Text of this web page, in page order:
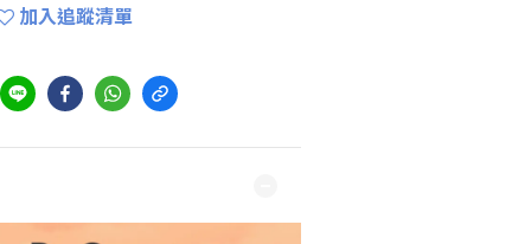
加入追蹤清單